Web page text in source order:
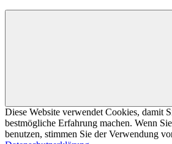
Diese Website verwendet Cookies, damit
bestmögliche Erfahrung machen. Wenn
benutzen, stimmen Sie der Verwendung